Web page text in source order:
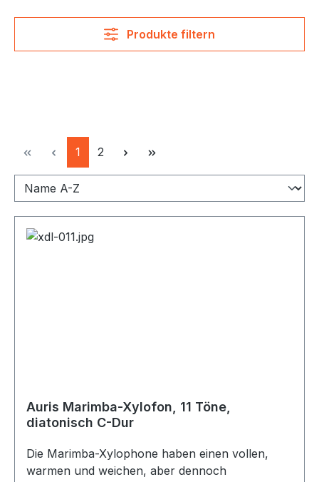
Produkte filtern
Seite
1 Seite
2
Auris Marimba-Xylofon, 11 Töne,
diatonisch C-Dur
Die Marimba-Xylophone haben einen vollen,
warmen und weichen, aber dennoch